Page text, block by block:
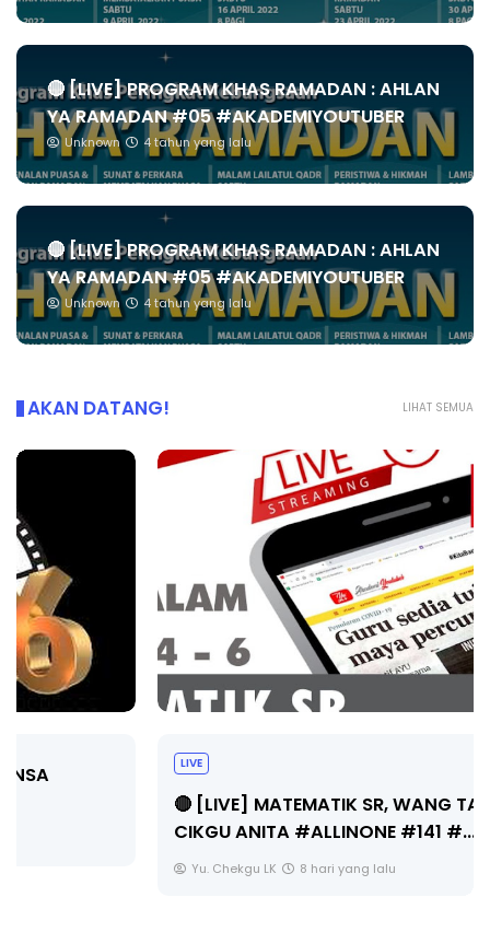
🔴 [LIVE] PROGRAM KHAS RAMADAN : AHLAN
YA RAMADAN #05 #AKADEMIYOUTUBER
Unknown 4 tahun yang lalu
🔴 [LIVE] PROGRAM KHAS RAMADAN : AHLAN
YA RAMADAN #05 #AKADEMIYOUTUBER
Unknown 4 tahun yang lalu
LIHAT SEMUA
AKAN DATANG!
🔴 [LIVE] MATEMATIK SR, WANG TAHUN 6 OLEH
CIKGU ANITA #ALLINONE #141 #...
8 hari yang lalu